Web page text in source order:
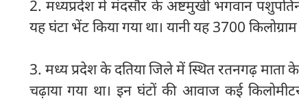
2. मध्यप्रदेश में मंदसौर के अष्टमुखी भगवान
यह घंटा भेंट किया गया था। यानी यह 3700
3. मध्य प्रदेश के दतिया जिले में स्थित रतनगढ़ माता
चढ़ाया गया था। इन घंटों की आवाज कई